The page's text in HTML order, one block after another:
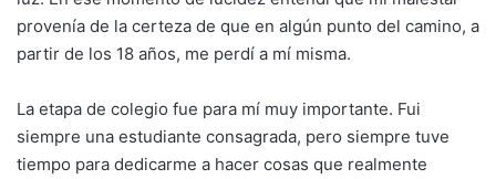
provenía de la certeza de que en algún punto del camino, a
partir de los 18 años, me perdí a mí misma.
La etapa de colegio fue para mí muy importante. Fui
siempre una estudiante consagrada, pero siempre tuve
tiempo para dedicarme a hacer cosas que realmente